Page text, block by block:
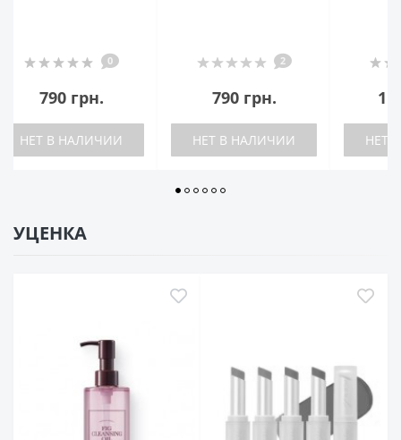
790 грн.
НЕТ В НАЛИЧИИ
1 045 грн.
НЕТ В НАЛИЧИИ
УЦЕНКА